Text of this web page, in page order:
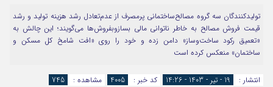
مرا به خاطر بسپار
تولیدکنندگان سه گروه مصالح‌‌ساختمانی پرمصرف از عدم‌تعادل رشد هزینه تولید و رشد
قیمت فروش مصالح به خاطر ناتوانی مالی بسازوبفروش‌ها می‌‌گویند؛ این چالش به
«تعمیق رکود ساخت‌‌وساز» دامن زده و خود را روی «افت شامخ کل مسکن و
ساختمان» منعکس کرده است
انتشار : 19 - تیر - 1403 - 14:26 کد خبر : 4005 مشاهده : 745